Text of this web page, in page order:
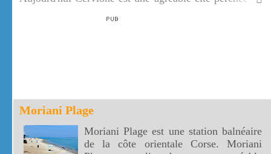
mer tyrrhénienne et les îles toscanes.
Moriani Plage
Moriani Plage est une station balnéaire
de la côte orientale Corse. Moriani